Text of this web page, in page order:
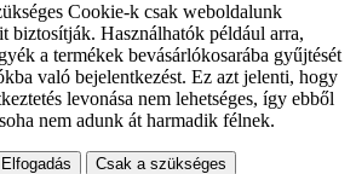
Cookie-k csak weboldalunk
biztosítják. Használhatók például arra,
a termékek bevásárlókosarába gyűjtését
való bejelentkezést. Ez azt jelenti, hogy
levonása nem lehetséges, így ebből
nem adunk át harmadik félnek.
Elfogadás Csak a szükséges